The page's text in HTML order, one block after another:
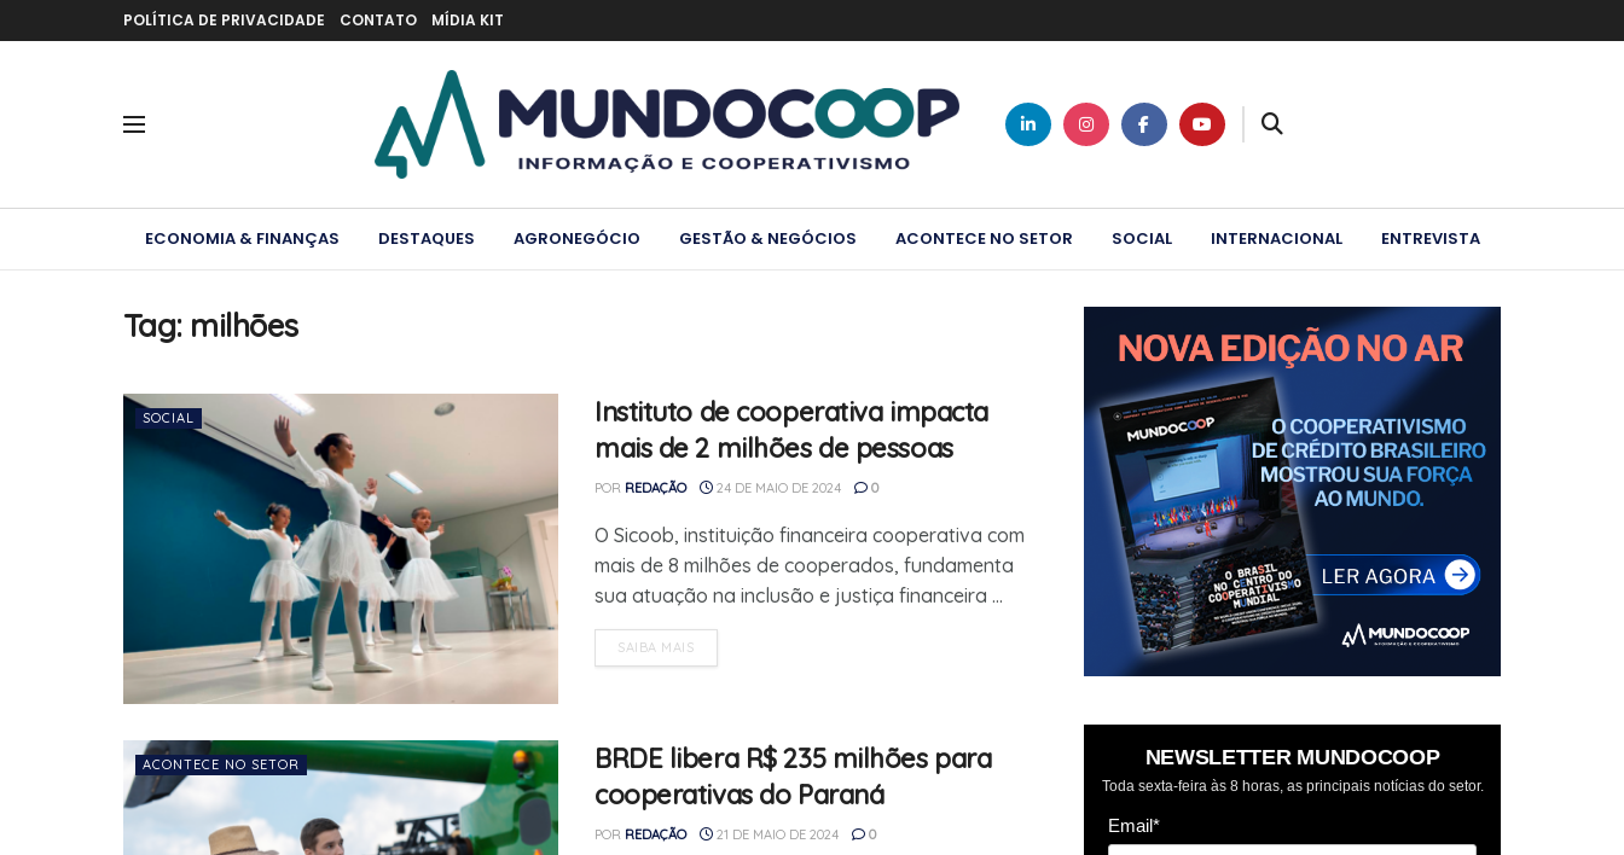
POLÍTICA DE PRIVACIDADE CONTATO MÍDIA KIT
ECONOMIA & FINANÇAS DESTAQUES AGRONEGÓCIO GESTÃO & NEGÓCIOS ACONTECE NO SETOR SOCIAL INTERNACIONAL ENTREVISTA
Tag: milhões
SOCIAL
Instituto de cooperativa impacta
mais de 2 milhões de pessoas
POR REDAÇÃO 24 DE MAIO DE 2024 0
O Sicoob, instituição financeira cooperativa com
mais de 8 milhões de cooperados, fundamenta
sua atuação na inclusão e justiça financeira ...
SAIBA MAIS
ACONTECE NO SETOR
BRDE libera R$ 235 milhões para
cooperativas do Paraná
POR REDAÇÃO 21 DE MAIO DE 2024 0
NEWSLETTER MUNDOCOOP
Toda sexta-feira às 8 horas, as principais notícias do setor.
Email*